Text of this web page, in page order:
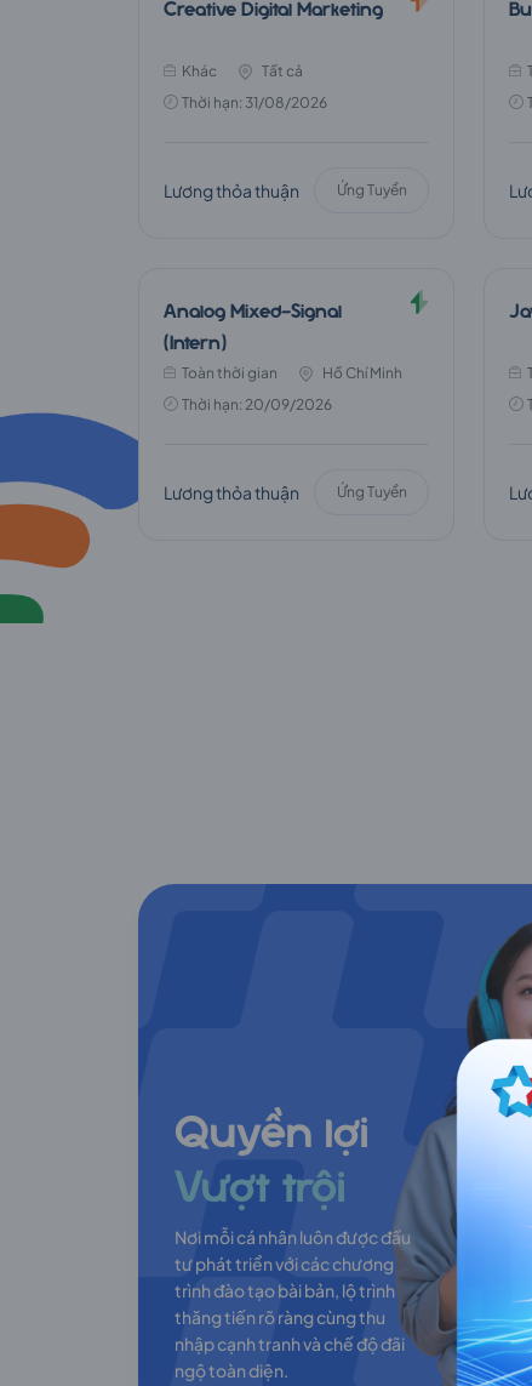
Telecom
Creative Digital Marketing
Khác
Tất cả
Thời hạn: 31/08/2026
Lương thỏa thuận Ứng Tuyển
Analog Mixed-Signal
(Intern)
Toàn thời gian
Hồ Chí Minh
Thời hạn: 20/09/2026
Lương thỏa thuận Ứng Tuyển
Quyền lợi
Vượt trội
Nơi mỗi cá nhân luôn được đầu
tư phát triển với các chương
trình đào tạo bài bản, lộ trình
thăng tiến rõ ràng cùng thu
nhập cạnh tranh và chế độ đãi
ngộ toàn diện.